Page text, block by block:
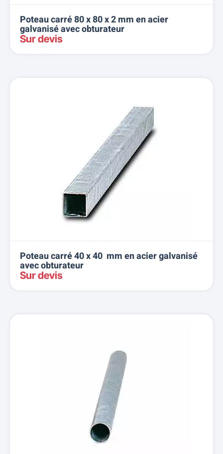
Poteau carré 80 x 80 x 2 mm en acier
galvanisé avec obturateur
Sur devis
Poteau carré 40 x 40 mm en acier galvanisé
avec obturateur
Sur devis